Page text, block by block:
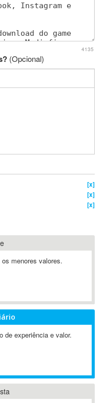
4135
(Opcional)
[x]
[x]
[x]
menores valores.
de experiência e valor.